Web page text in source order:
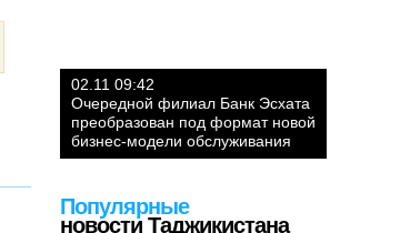
02.11 09:42
Очередной филиал Банк Эсхата
преобразован под формат новой
бизнес-модели обслуживания
Популярные
новости Таджикистана